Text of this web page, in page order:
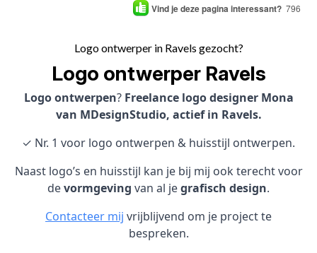
Vind je deze pagina interessant? 796
Logo ontwerper in Ravels gezocht?
Logo ontwerper Ravels
Logo ontwerpen? Freelance logo designer Mona
van MDesignStudio, actief in Ravels.
✓ Nr. 1 voor logo ontwerpen & huisstijl ontwerpen.
Naast logo’s en huisstijl kan je bij mij ook terecht voor
devormgeving van al jegrafisch design.
Contacteer mij vrijblijvend om je project te
bespreken.